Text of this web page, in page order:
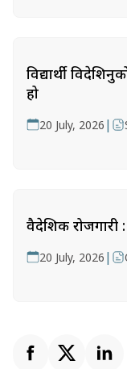
विद्यार्थी
हो
20 July, 2026 |
वैदेशिक
20 July, 2026 |